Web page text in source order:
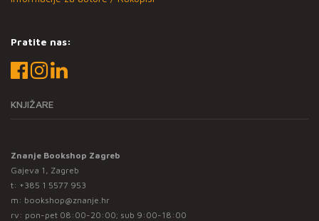
Pratite nas:
KNJIŽARE
Znanje Bookshop Zagreb
Gajeva 1, Zagreb
t: +385 1 5577 953
m: bookshop@znanje.hr
rv: pon-pet 08:00-20:00; sub 9:00-18:00